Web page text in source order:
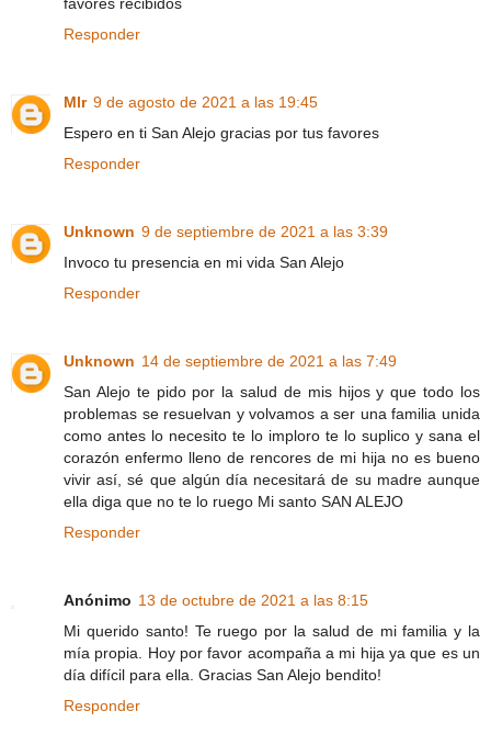
favores recibidos
Responder
Mlr 9 de agosto de 2021 a las 19:45
Espero en ti San Alejo gracias por tus favores
Responder
Unknown 9 de septiembre de 2021 a las 3:39
Invoco tu presencia en mi vida San Alejo
Responder
Unknown 14 de septiembre de 2021 a las 7:49
San Alejo te pido por la salud de mis hijos y que todo los
problemas se resuelvan y volvamos a ser una familia unida
como antes lo necesito te lo imploro te lo suplico y sana el
corazón enfermo lleno de rencores de mi hija no es bueno
vivir así, sé que algún día necesitará de su madre aunque
ella diga que no te lo ruego Mi santo SAN ALEJO
Responder
Anónimo 13 de octubre de 2021 a las 8:15
Mi querido santo! Te ruego por la salud de mi familia y la
mía propia. Hoy por favor acompaña a mi hija ya que es un
día difícil para ella. Gracias San Alejo bendito!
Responder